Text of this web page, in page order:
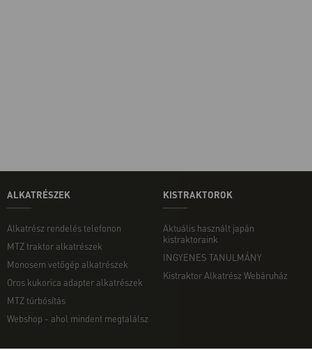
ALKATRÉSZEK
Alkatrész rendelés telefonon
MTZ traktor alkatrészek
Monosem vetőgép alkatrészek
Oros kukorica adapter alkatrészek
MTZ túrbósítás
Webshop - ahol mindent megtalálsz
KISTRAKTOROK
Aktuális használt japán
kistraktoraink
INGYENES TANULMÁNY
Kistraktor Alkatrész Webáruház